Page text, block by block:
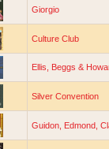
Giorgio
Culture Club
Ellis, Beggs &
Silver Convention
Guidon, Edmond,